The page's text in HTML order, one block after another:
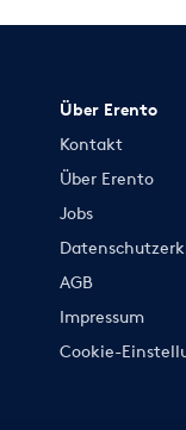
Über Erento
Kontakt
Über Erento
Jobs
AGB
Impressum
Cookie-